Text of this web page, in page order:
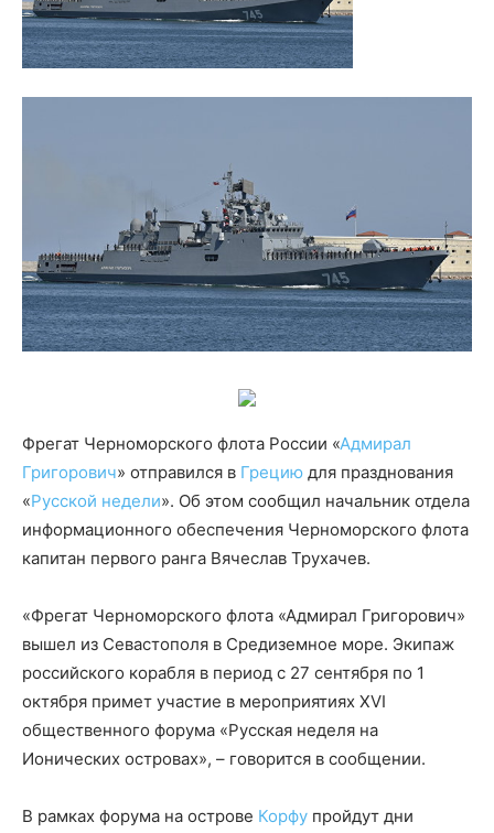
Фрегат Черноморского флота России «Адмирал
Григорович» отправился в Грецию для празднования
«Русской недели». Об этом сообщил начальник отдела
информационного обеспечения Черноморского флота
капитан первого ранга Вячеслав Трухачев.
«Фрегат Черноморского флота «Адмирал Григорович»
вышел из Севастополя в Средиземное море. Экипаж
российского корабля в период с 27 сентября по 1
октября примет участие в мероприятиях XVI
общественного форума «Русская неделя на
Ионических островах», – говорится в сообщении.
В рамках форума на острове Корфу пройдут дни